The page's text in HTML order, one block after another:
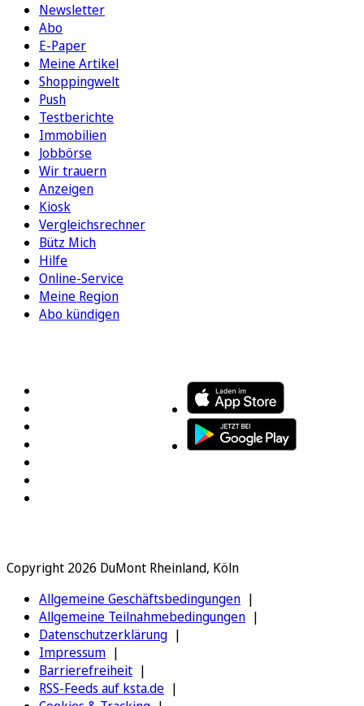
Newsletter
Abo
E-Paper
Meine Artikel
Shoppingwelt
Push
Testberichte
Immobilien
Jobbörse
Wir trauern
Anzeigen
Kiosk
Vergleichsrechner
Bütz Mich
Hilfe
Online-Service
Meine Region
Abo kündigen
Copyright 2026 DuMont Rheinland, Köln
Allgemeine Geschäftsbedingungen
Allgemeine Teilnahmebedingungen
Datenschutzerklärung
Impressum
Barrierefreiheit
RSS-Feeds auf ksta.de